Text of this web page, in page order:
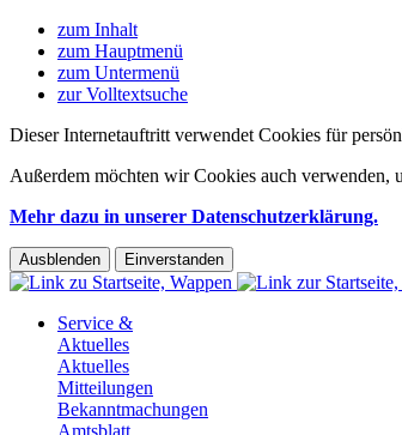
zum Inhalt
zum Hauptmenü
zum Untermenü
zur Volltextsuche
Dieser Internetauftritt verwendet Cookies für
Außerdem möchten wir Cookies auch verwenden,
Mehr dazu in unserer Datenschutzerklärung.
Ausblenden Einverstanden
Service &
Aktuelles
Aktuelles
Mitteilungen
Bekanntmachungen
Amtsblatt